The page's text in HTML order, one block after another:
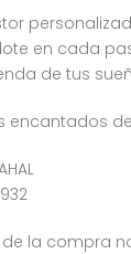
en cada
de tus
encantados
la compra